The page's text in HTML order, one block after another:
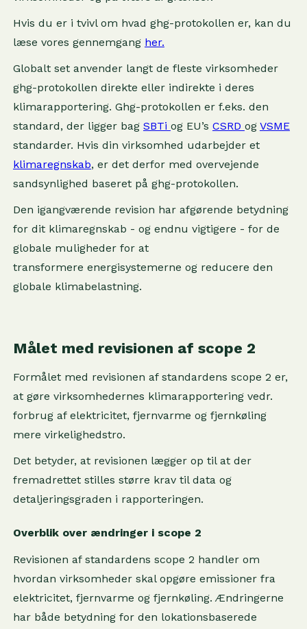
Hvis du er i tvivl om hvad ghg-protokollen er, kan du
læse vores gennemgang her.
Globalt set anvender langt de fleste virksomheder
ghg-protokollen direkte eller indirekte i deres
klimarapportering. Ghg-protokollen er f.eks. den
standard, der ligger bag SBTi og EU’s CSRD og VSME
standarder. Hvis din virksomhed udarbejder et
klimaregnskab, er det derfor med overvejende
sandsynlighed baseret på ghg-protokollen.
Den igangværende revision har afgørende betydning
for dit klimaregnskab - og endnu vigtigere - for de
globale muligheder for at
transformere energisystemerne og reducere den
globale klimabelastning.
Målet med revisionen af scope 2
Formålet med revisionen af standardens scope 2 er,
at gøre virksomhedernes klimarapportering vedr.
forbrug af elektricitet, fjernvarme og fjernkøling
mere virkelighedstro.
Det betyder, at revisionen lægger op til at der
fremadrettet stilles større krav til data og
detaljeringsgraden i rapporteringen.
Overblik over ændringer i scope 2
Revisionen af standardens scope 2 handler om
hvordan virksomheder skal opgøre emissioner fra
elektricitet, fjernvarme og fjernkøling. Ændringerne
har både betydning for den lokationsbaserede